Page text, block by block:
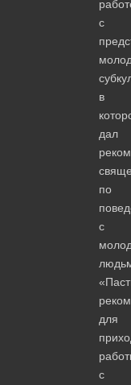
с
в
дал
по
с
для
с